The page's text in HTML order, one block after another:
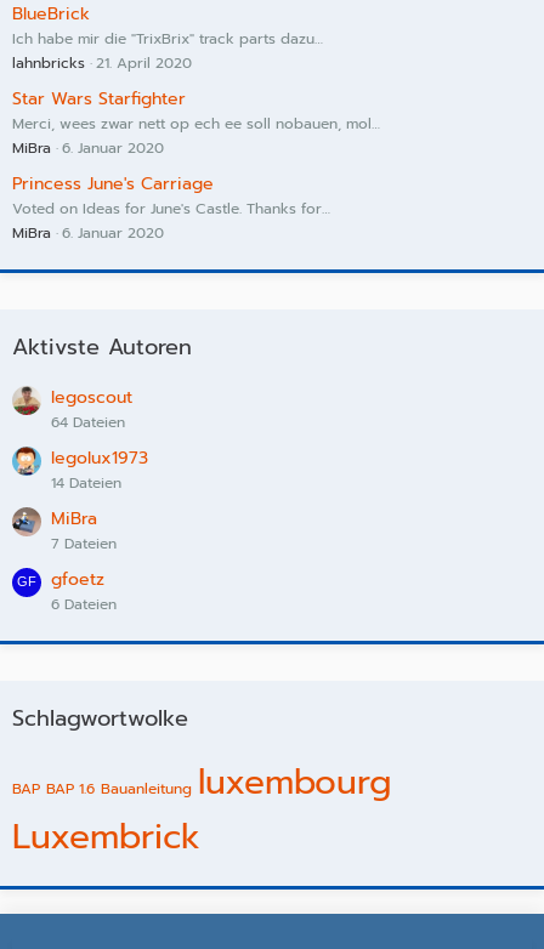
BlueBrick
Ich habe mir die "TrixBrix" track parts dazu…
lahnbricks 21. April 2020
Star Wars Starfighter
Merci, wees zwar nett op ech ee soll nobauen, mol…
MiBra 6. Januar 2020
Princess June's Carriage
Voted on Ideas for June's Castle. Thanks for…
MiBra 6. Januar 2020
Aktivste Autoren
legoscout
64 Dateien
legolux1973
14 Dateien
MiBra
7 Dateien
gfoetz
6 Dateien
Schlagwortwolke
BAP BAP 1.6 Bauanleitung luxembourg
Luxembrick